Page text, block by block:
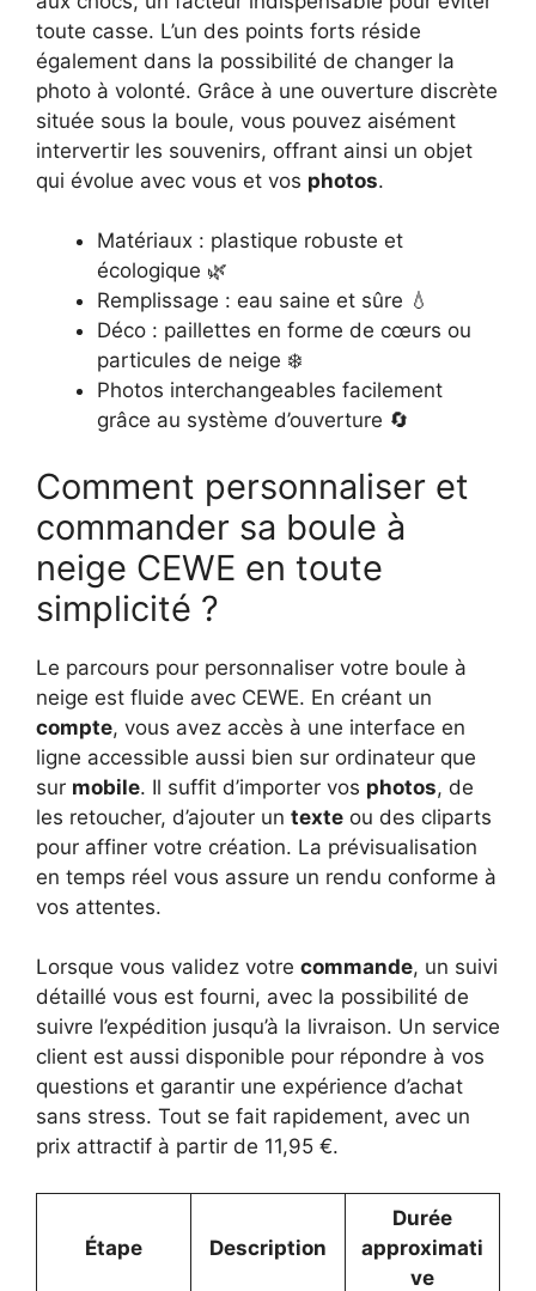
toute casse. L’un des points forts réside
également dans la possibilité de changer la
photo à volonté. Grâce à une ouverture discrète
située sous la boule, vous pouvez aisément
intervertir les souvenirs, offrant ainsi un objet
qui évolue avec vous et vos photos.
Matériaux : plastique robuste et
écologique 🌿
Remplissage : eau saine et sûre 💧
Déco : paillettes en forme de cœurs ou
particules de neige ❄️
Photos interchangeables facilement
grâce au système d’ouverture 🔄
Comment personnaliser et
commander sa boule à
neige CEWE en toute
simplicité ?
Le parcours pour personnaliser votre boule à
neige est fluide avec CEWE. En créant un
compte, vous avez accès à une interface en
ligne accessible aussi bien sur ordinateur que
sur mobile. Il suffit d’importer vos photos, de
les retoucher, d’ajouter un texte ou des cliparts
pour affiner votre création. La prévisualisation
en temps réel vous assure un rendu conforme à
vos attentes.
Lorsque vous validez votre commande, un suivi
détaillé vous est fourni, avec la possibilité de
suivre l’expédition jusqu’à la livraison. Un service
client est aussi disponible pour répondre à vos
questions et garantir une expérience d’achat
sans stress. Tout se fait rapidement, avec un
prix attractif à partir de 11,95 €.
Étape Description
Durée
approximati
ve